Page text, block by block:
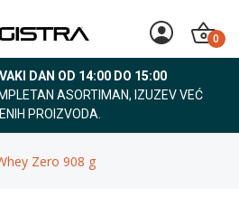
0
DAN OD 14:00 DO 15:00
ASORTIMAN, IZUZEV VEĆ
PROIZVODA.
Zero 908 g